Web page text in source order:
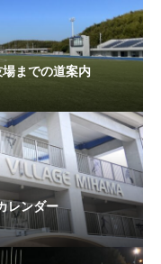
までの道案内
レンダー